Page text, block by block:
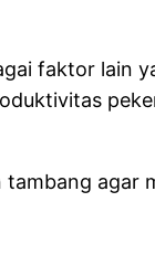
faktor lain